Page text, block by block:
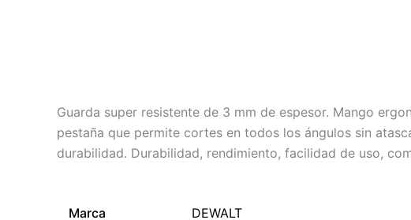
Guarda super resistente de 3 mm de espesor. Mango
pestaña que permite cortes en todos los ángulos sin
durabilidad. Durabilidad, rendimiento, facilidad de uso,
Marca DEWALT